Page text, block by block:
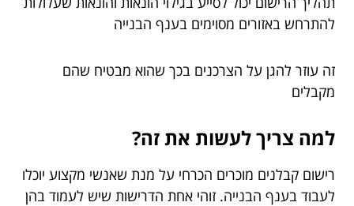
להתרחש באזורים מסוימים בענף הבנייה
זה עוזר להגן על הצרכנים בכך שהוא מבטיח שהם
מקבלים
למה צריך לעשות את זה?
רישום קבלנים מוכרים הכרחי על מנת שאנשי מקצוע יוכלו
לעבוד בענף הבנייה. זוהי אחת הדרישות שיש לעמוד בהן